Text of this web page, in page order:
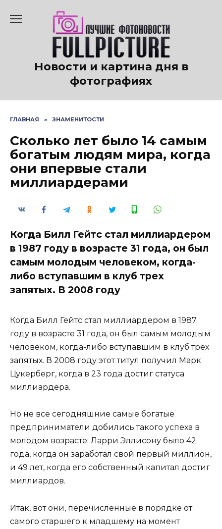
содержанию
Новости и картина дня в
фотографиях
ГЛАВНАЯ » ЗНАМЕНИТОСТИ
Сколько лет было 14 самым
богатым людям мира, когда
они впервые стали
миллиардерами
Когда Билл Гейтс стал миллиардером
в 1987 году в возрасте 31 года, он был
самым молодым человеком, когда-
либо вступавшим в клуб трех
запятых. В 2008 году
Когда Билл Гейтс стал миллиардером в 1987
году в возрасте 31 года, он был самым молодым
человеком, когда-либо вступавшим в клуб трех
запятых. В 2008 году этот титул получил Марк
Цукерберг, когда в 23 года достиг статуса
миллиардера.
Но не все сегодняшние самые богатые
предприниматели добились такого успеха в
молодом возрасте: Ларри Эллисону было 42
года, когда он заработал свой первый миллион,
и 49 лет, когда его собственный капитал достиг
миллиардов.
Итак, вот они, перечисленные в порядке от
самого старшего к младшему на момент